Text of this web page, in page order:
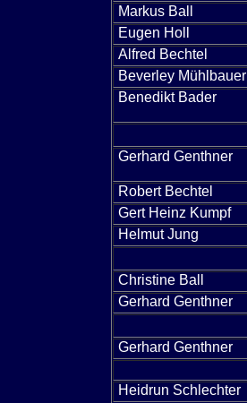
Markus Ball
Eugen Holl
Alfred Bechtel
Beverley Mühlbauer
Benedikt Bader
Gerhard Genthner
Robert Bechtel
Gert Heinz Kumpf
Helmut Jung
Christine Ball
Gerhard Genthner
Gerhard Genthner
Heidrun Schlechter